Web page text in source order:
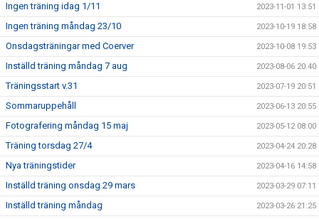
Ingen träning idag 1/11 2023-11-01 13:51
Ingen träning måndag 23/10 2023-10-19 18:58
Onsdagsträningar med Coerver 2023-10-08 19:53
Inställd träning måndag 7 aug 2023-08-06 20:40
Träningsstart v.31 2023-07-19 20:51
Sommaruppehåll 2023-06-13 20:55
Fotografering måndag 15 maj 2023-05-12 08:00
Träning torsdag 27/4 2023-04-24 20:28
Nya träningstider 2023-04-16 14:58
Inställd träning onsdag 29 mars 2023-03-29 07:11
Inställd träning måndag 2023-03-26 21:25